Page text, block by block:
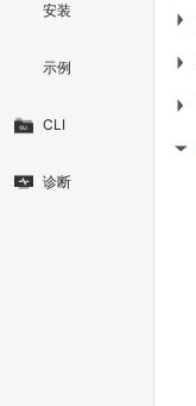
安装
示例
CLI
诊断
▶
▶
▶
▶